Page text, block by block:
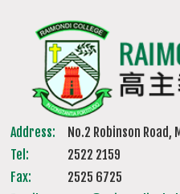
Address:
No.2 Robinson Road,
Tel:
2522 2159
Fax:
2525 6725